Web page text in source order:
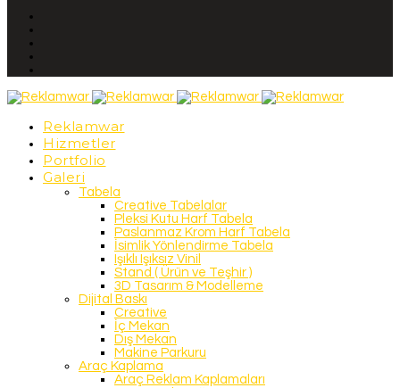
Reklamwar
Hizmetler
Portfolio
Galeri
Tabela
Creative Tabelalar
Pleksi Kutu Harf Tabela
Paslanmaz Krom Harf Tabela
İsimlik Yönlendirme Tabela
Işıklı Işıksız Vinil
Stand ( Ürün ve Teşhir )
3D Tasarım & Modelleme
Dijital Baskı
Creative
İç Mekan
Dış Mekan
Makine Parkuru
Araç Kaplama
Araç Reklam Kaplamaları